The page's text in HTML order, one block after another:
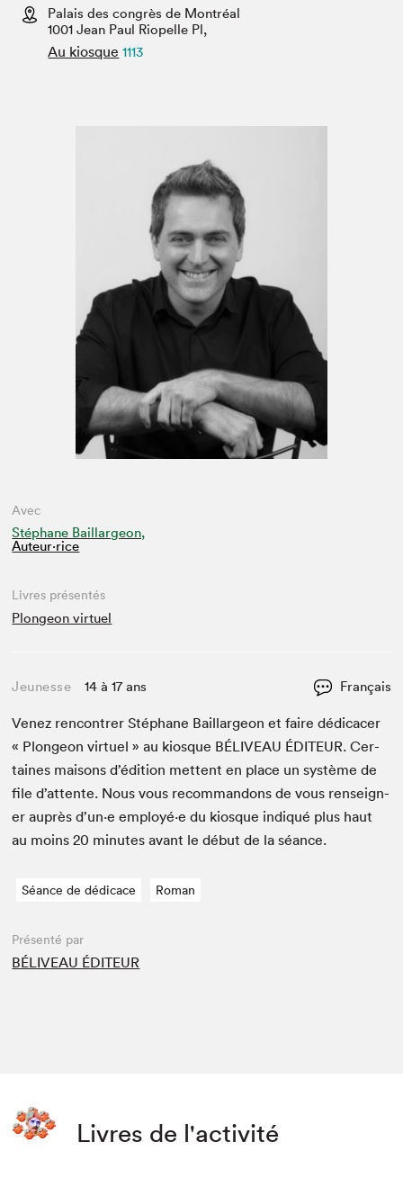
Espace médias
Palais des congrès de Montréal
1001 Jean Paul Riopelle Pl,
Au kiosque 1113
Avec
Stéphane Baillargeon,
Auteur·rice
Livres présentés
Plongeon virtuel
Jeunesse 14 à 17 ans Français
Venez ren­con­tr­er Stéphane Bail­largeon et faire dédi­cac­er
« Plon­geon virtuel » au kiosque BÉLIVEAU ÉDI­TEUR. Cer­
taines maisons d’édi­tion met­tent en place un sys­tème de
file d’at­tente. Nous vous recom­man­dons de vous ren­seign­
er auprès d’un·e employé·e du kiosque indiqué plus haut
au moins20 min­utes avant le début de la séance.
Séance de dédicace Roman
Présenté par
BÉLIVEAU ÉDITEUR
Livres de l'activité